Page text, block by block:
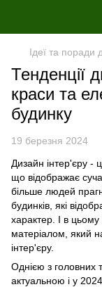
Ідеї та поради
Тенденції
краси та
будинку
19 березня 2024
Дизайн інтер'єру -
що відображає
більше людей
будинків, які
характер. І в цьому
матеріалом, який
інтер'єру.
Однією з головних
актуальною і у